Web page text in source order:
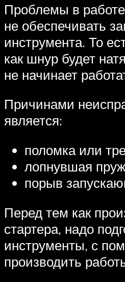
Проблемы в работе
не обеспечивать
инструмента. То
как шнур будет
не начинает
Причинами
является:
поломка или
лопнувшая
порыв
Перед тем как
стартера, надо
инструменты, с
производить